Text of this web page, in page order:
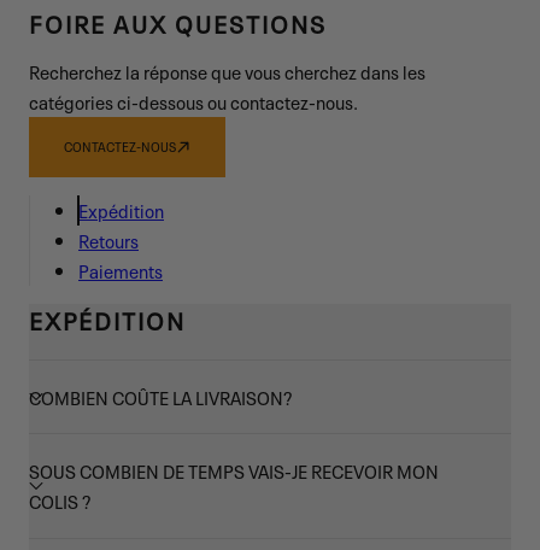
FOIRE AUX QUESTIONS
Recherchez la réponse que vous cherchez dans les
catégories ci-dessous ou contactez-nous.
CONTACTEZ-NOUS
Expédition
Retours
Paiements
EXPÉDITION
COMBIEN COÛTE LA LIVRAISON?
SOUS COMBIEN DE TEMPS VAIS-JE RECEVOIR MON
COLIS ?